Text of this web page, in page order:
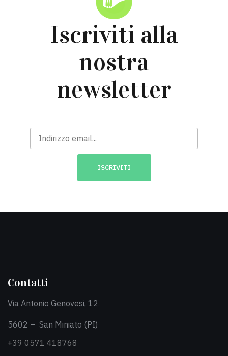
Iscriviti alla
nostra
newsletter
Contatti
Via Antonio Genovesi, 12
5602 – San Miniato (PI)
+39 0571 418768